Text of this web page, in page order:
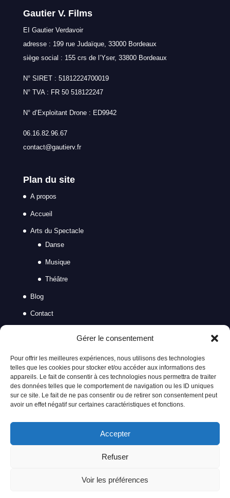
Gérer le consentement
Pour offrir les meilleures expériences, nous utilisons des technologies
telles que les cookies pour stocker et/ou accéder aux informations des
appareils. Le fait de consentir à ces technologies nous permettra de traiter
des données telles que le comportement de navigation ou les ID uniques
sur ce site. Le fait de ne pas consentir ou de retirer son consentement peut
avoir un effet négatif sur certaines caractéristiques et fonctions.
Accepter
Refuser
Voir les préférences
Gautier V. Films
EI Gautier Verdavoir
adresse : 199 rue Judaïque, 33000 Bordeaux
siège social : 155 crs de l’Yser, 33800 Bordeaux
N° SIRET : 51812224700019
N° TVA : FR 50 518122247
N° d’Exploitant Drone : ED9942
06.16.82.96.67
contact@gautierv.fr
Plan du site
A propos
Accueil
Arts du Spectacle
Danse
Musique
Théâtre
Blog
Contact
Politique de confidentialité